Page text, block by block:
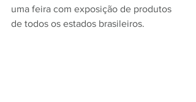
uma feira com exposição de produtos
de todos os estados brasileiros.